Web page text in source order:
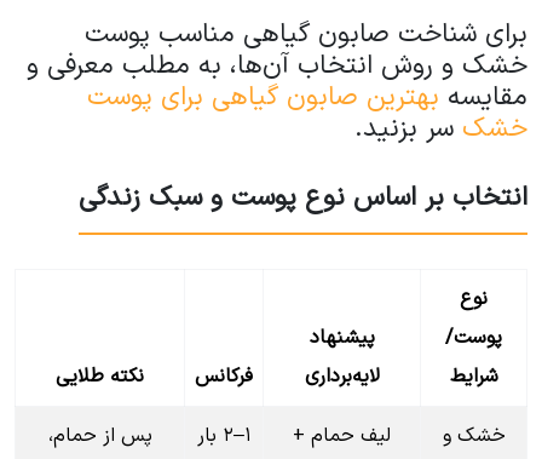
برای شناخت صابون‌ گیاهی مناسب پوست
خشک و روش انتخاب آن‌ها، به مطلب معرفی و
مقایسه بهترین صابون گیاهی برای پوست
خشک سر بزنید.
انتخاب بر اساس نوع پوست و سبک زندگی
نوع
پوست/
شرایط
پیشنهاد
لایه‌برداری
فرکانس نکته طلایی
خشک و
لیف حمام +
۱–۲ بار
پس از حمام،